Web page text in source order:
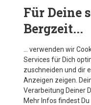
Für Deine
Bergzeit...
… verwenden wir
Services für Dich
zuschneiden und dir
Anzeigen zeigen.
Verarbeitung Deiner
Mehr Infos findest